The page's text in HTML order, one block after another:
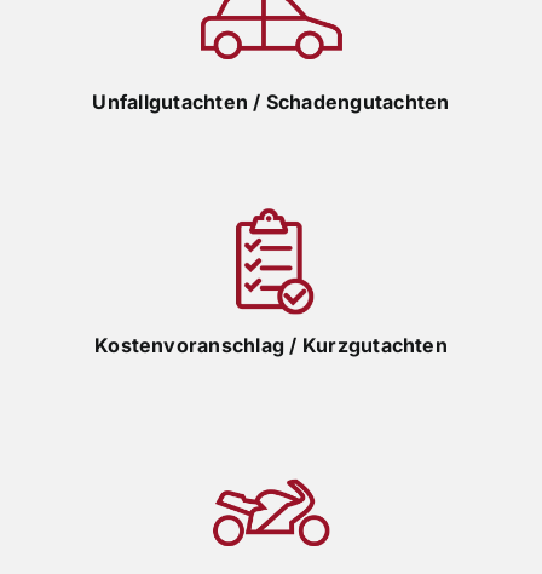
Unfallgutachten / Schadengutachten
Kostenvoranschlag / Kurzgutachten